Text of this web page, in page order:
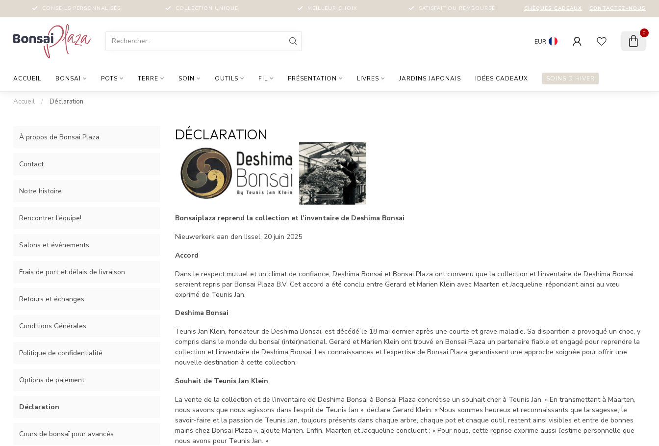
CONSEILS PERSONNALISÉS COLLECTION UNIQUE MEILLEUR CHOIX SATISFAIT OU REMBOURSÉ! CHÈQUES CADEAUX CONTACTEZ-NOUS
EUR
0
ACCUEIL BONSAI POTS TERRE SOIN OUTILS FIL PRÉSENTATION LIVRES JARDINS JAPONAIS IDÉES CADEAUX SOINS D’HIVER
Accueil / Déclaration
À propos de Bonsai Plaza
Contact
Notre histoire
Rencontrer l'équipe!
Salons et événements
Frais de port et délais de livraison
Retours et échanges
Conditions Générales
Politique de confidentialité
Options de paiement
Déclaration
Cours de bonsaï pour avancés
DÉCLARATION
Bonsaiplaza reprend la collection et l’inventaire de Deshima Bonsai
Nieuwerkerk aan den IJssel, 20 juin 2025
Accord
Dans le respect mutuel et un climat de confiance, Deshima Bonsai et Bonsai Plaza ont convenu que la collection et l’inventaire de Deshima Bonsai
seraient repris par Bonsai Plaza B.V. Cet accord a été conclu entre Gerard et Marien Klein avec Maarten et Jacqueline, répondant ainsi au vœu
exprimé de Teunis Jan.
Deshima Bonsai
Teunis Jan Klein, fondateur de Deshima Bonsai, est décédé le 18 mai dernier après une courte et grave maladie. Sa disparition a provoqué un choc, y
compris dans le monde du bonsaï (inter)national. Gerard et Marien Klein ont trouvé en Bonsai Plaza un partenaire fiable et engagé pour reprendre la
collection et l’inventaire de Deshima Bonsai. Les connaissances et l’expertise de Bonsai Plaza garantissent une approche soignée pour offrir une
nouvelle destination à cette collection.
Souhait de Teunis Jan Klein
La vente de la collection et de l’inventaire de Deshima Bonsai à Bonsai Plaza concrétise un souhait cher à Teunis Jan. « En transmettant à Maarten,
nous savons que nous agissons dans l’esprit de Teunis Jan », déclare Gerard Klein. « Nous sommes heureux et reconnaissants que la sagesse, le
savoir-faire et la passion de Teunis Jan, toujours présents dans chaque arbre, chaque pot et chaque outil, restent ainsi visibles et entre de bonnes
mains chez Bonsai Plaza », ajoute Marien. Enfin, Maarten et Jacqueline concluent : « Pour nous, cette reprise exprime aussi l’estime personnelle que
nous avons pour Teunis Jan. »